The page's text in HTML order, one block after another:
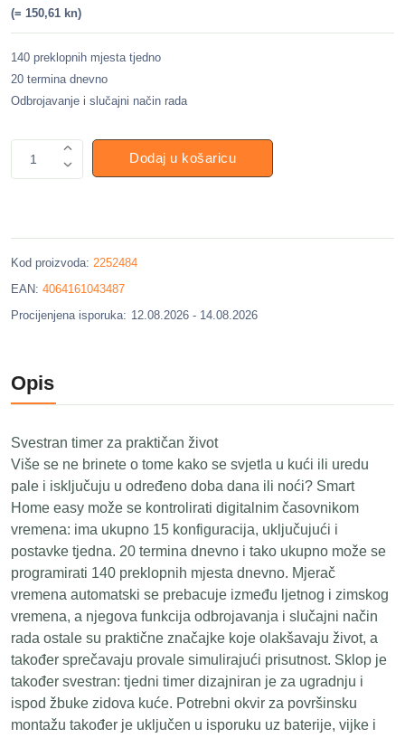
(= 150,61 kn)
140 preklopnih mjesta tjedno
20 termina dnevno
Odbrojavanje i slučajni način rada
1 Dodaj u košaricu
Kod proizvoda: 2252484
EAN: 4064161043487
Procijenjena isporuka: 12.08.2026 - 14.08.2026
Opis
Svestran timer za praktičan život
Više se ne brinete o tome kako se svjetla u kući ili uredu
pale i isključuju u određeno doba dana ili noći? Smart
Home easy može se kontrolirati digitalnim časovnikom
vremena: ima ukupno 15 konfiguracija, uključujući i
postavke tjedna. 20 termina dnevno i tako ukupno može se
programirati 140 preklopnih mjesta dnevno. Mjerač
vremena automatski se prebacuje između ljetnog i zimskog
vremena, a njegova funkcija odbrojavanja i slučajni način
rada ostale su praktične značajke koje olakšavaju život, a
također sprečavaju provale simulirajući prisutnost. Sklop je
također svestran: tjedni timer dizajniran je za ugradnju i
ispod žbuke zidova kuće. Potrebni okvir za površinsku
montažu također je uključen u isporuku uz baterije, vijke i